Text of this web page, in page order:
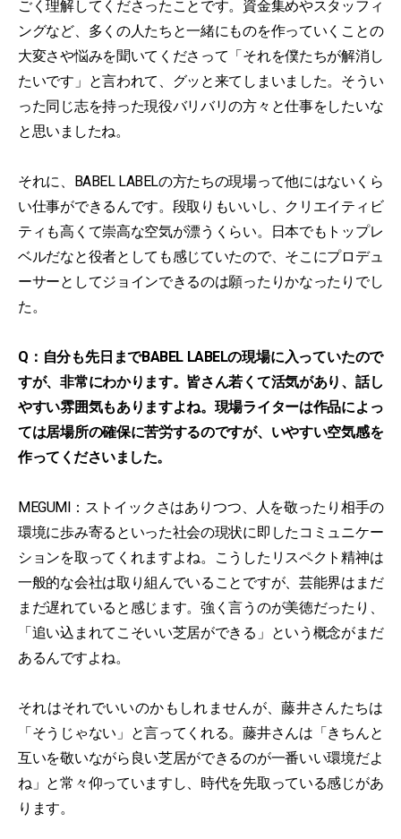
ごく理解してくださったことです。資金集めやスタッフィ
ングなど、多くの人たちと一緒にものを作っていくことの
大変さや悩みを聞いてくださって「それを僕たちが解消し
たいです」と言われて、グッと来てしまいました。そうい
った同じ志を持った現役バリバリの方々と仕事をしたいな
と思いましたね。
それに、BABEL LABELの方たちの現場って他にはないくら
い仕事ができるんです。段取りもいいし、クリエイティビ
ティも高くて崇高な空気が漂うくらい。日本でもトップレ
ベルだなと役者としても感じていたので、そこにプロデュ
ーサーとしてジョインできるのは願ったりかなったりでし
た。
Q：自分も先日までBABEL LABELの現場に入っていたので
すが、非常にわかります。皆さん若くて活気があり、話し
やすい雰囲気もありますよね。現場ライターは作品によっ
ては居場所の確保に苦労するのですが、いやすい空気感を
作ってくださいました。
MEGUMI：ストイックさはありつつ、人を敬ったり相手の
環境に歩み寄るといった社会の現状に即したコミュニケー
ションを取ってくれますよね。こうしたリスペクト精神は
一般的な会社は取り組んでいることですが、芸能界はまだ
まだ遅れていると感じます。強く言うのが美徳だったり、
「追い込まれてこそいい芝居ができる」という概念がまだ
あるんですよね。
それはそれでいいのかもしれませんが、藤井さんたちは
「そうじゃない」と言ってくれる。藤井さんは「きちんと
互いを敬いながら良い芝居ができるのが一番いい環境だよ
ね」と常々仰っていますし、時代を先取っている感じがあ
ります。